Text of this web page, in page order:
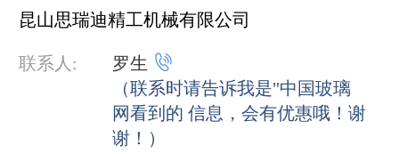
昆山思瑞迪精工机械有限公司
联系人: 罗生 
（联系时请告诉我是"中国玻璃
网看到的 信息，会有优惠哦！谢
谢！）